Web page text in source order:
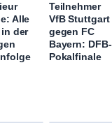
Alle
der
Teilnehmer
VfB Stuttgart
gegen FC
Bayern: DFB-
Pokalfinale